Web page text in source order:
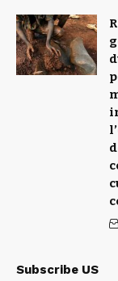
Subscribe US